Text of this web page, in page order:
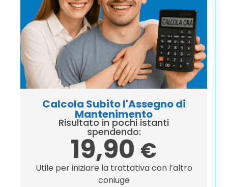
Calcola Subito l'Assegno di
Mantenimento
Risultato in pochi istanti
spendendo:
19,90 €
Utile per iniziare la trattativa con l’altro
coniuge